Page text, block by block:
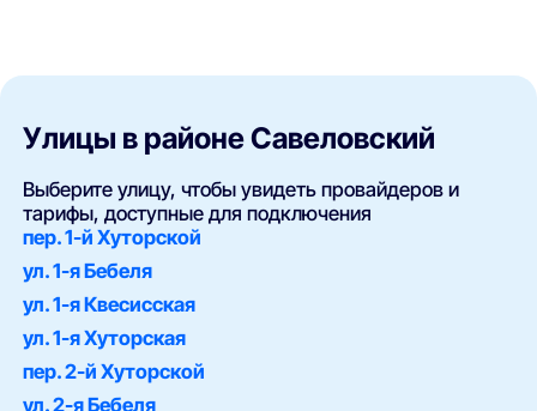
Улицы в районе Савеловский
Выберите улицу, чтобы увидеть провайдеров и
тарифы, доступные для подключения
пер. 1-й Хуторской
ул. 1-я Бебеля
ул. 1-я Квесисская
ул. 1-я Хуторская
пер. 2-й Хуторской
ул. 2-я Бебеля